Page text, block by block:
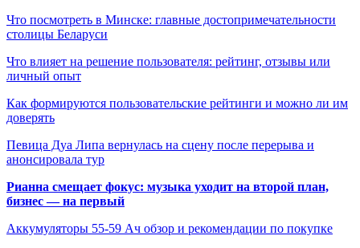
Что посмотреть в Минске: главные достопримечательности
столицы Беларуси
Что влияет на решение пользователя: рейтинг, отзывы или
личный опыт
Как формируются пользовательские рейтинги и можно ли им
доверять
Певица Дуа Липа вернулась на сцену после перерыва и
анонсировала тур
Рианна смещает фокус: музыка уходит на второй план,
бизнес — на первый
Аккумуляторы 55-59 Ач обзор и рекомендации по покупке